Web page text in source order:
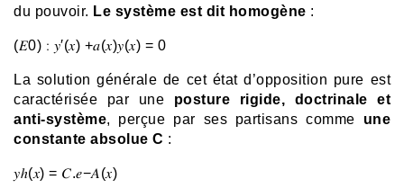
du pouvoir. Le système est dit homogène :
(𝐸0) ∶ 𝑦′(𝑥) +𝑎(𝑥)𝑦(𝑥) = 0
La solution générale de cet état d’opposition pure est
caractérisée par une posture rigide, doctrinale et
anti-système, perçue par ses partisans comme une
constante absolue C :
𝑦ℎ(𝑥) = 𝐶.𝑒−𝐴(𝑥)